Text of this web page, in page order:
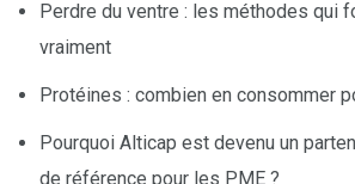
Perdre du ventre : les méthodes qui
vraiment
Protéines : combien en consommer
Pourquoi Alticap est devenu un
de référence pour les PME ?